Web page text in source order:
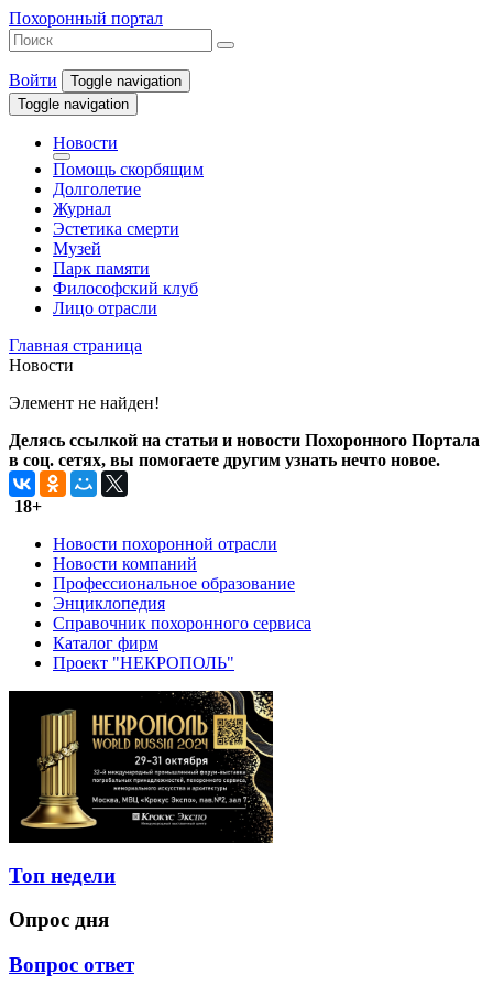
Похоронный портал
Войти
Toggle navigation
Toggle navigation
Новости
Помощь скорбящим
Долголетие
Журнал
Эстетика смерти
Музей
Парк памяти
Философский клуб
Лицо отрасли
Главная страница
Новости
Элемент не найден!
Делясь ссылкой на статьи и новости Похоронного Портала
в соц. сетях, вы помогаете другим узнать нечто новое.
18+
Новости похоронной отрасли
Новости компаний
Профессиональное образование
Энциклопедия
Справочник похоронного сервиса
Каталог фирм
Проект "НЕКРОПОЛЬ"
Топ недели
Опрос дня
Вопрос ответ